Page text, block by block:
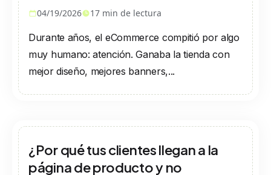
04/19/2026 17 min de lectura
Durante años, el eCommerce compitió por algo
muy humano: atención. Ganaba la tienda con
mejor diseño, mejores banners,...
¿Por qué tus clientes llegan a la
página de producto y no